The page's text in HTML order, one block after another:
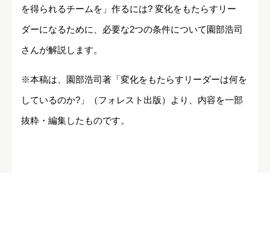
を得られるチームを」作るには? 変化をもたらすリー
ダーになるために、必要な2つの条件について園部浩司
さんが解説します。
※本稿は、園部浩司著「変化をもたらすリーダーは何を
しているのか?」（フォレスト出版）より、内容を一部
抜粋・編集したものです。